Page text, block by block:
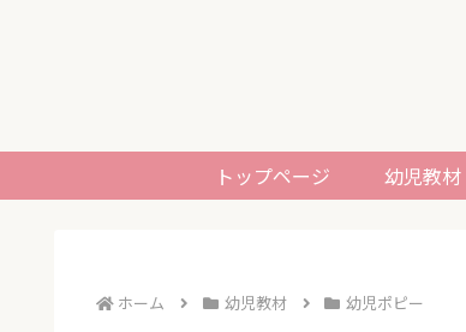
トップページ 幼児教材
ホーム 幼児教材 幼児ポピー